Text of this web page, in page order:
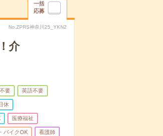
一括
応募
No.ZPRS神奈川25_YKN2
介
要 英語不要
休
医療福祉
バイクOK 看護師